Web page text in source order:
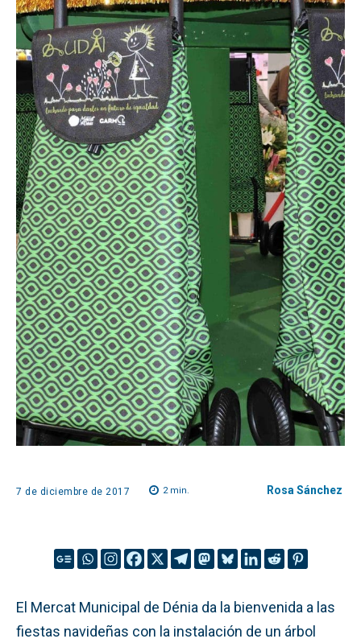
7 de diciembre de 2017 2min. Rosa Sánchez
El Mercat Municipal de Dénia da la bienvenida a las
fiestas navideñas con la instalación de un árbol